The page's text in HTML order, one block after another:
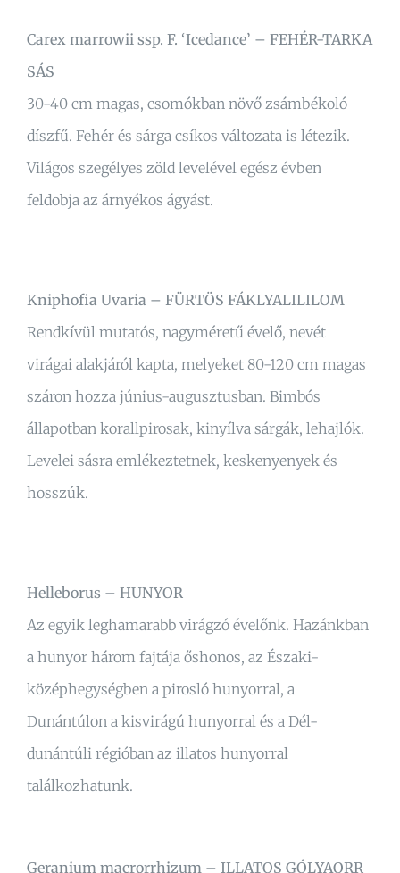
Carex marrowii ssp. F. ‘Icedance’ – FEHÉR-TARKA
SÁS
30-40 cm magas, csomókban növő zsámbékoló
díszfű. Fehér és sárga csíkos változata is létezik.
Világos szegélyes zöld levelével egész évben
feldobja az árnyékos ágyást.
Kniphofia Uvaria – FÜRTÖS FÁKLYALILILOM
Rendkívül mutatós, nagyméretű évelő, nevét
virágai alakjáról kapta, melyeket 80-120 cm magas
száron hozza június-augusztusban. Bimbós
állapotban korallpirosak, kinyílva sárgák, lehajlók.
Levelei sásra emlékeztetnek, keskenyenyek és
hosszúk.
Helleborus – HUNYOR
Az egyik leghamarabb virágzó évelőnk. Hazánkban
a hunyor három fajtája őshonos, az Északi-
középhegységben a pirosló hunyorral, a
Dunántúlon a kisvirágú hunyorral és a Dél-
dunántúli régióban az illatos hunyorral
találkozhatunk.
Geranium macrorrhizum – ILLATOS GÓLYAORR